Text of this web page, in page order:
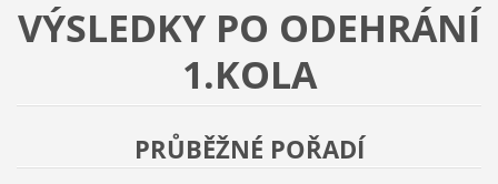
VÝSLEDKY PO ODEHRÁNÍ
1.KOLA
PRŮBĚŽNÉ POŘADÍ